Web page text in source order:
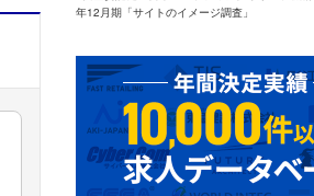
年12月期「サイトのイメージ調査」